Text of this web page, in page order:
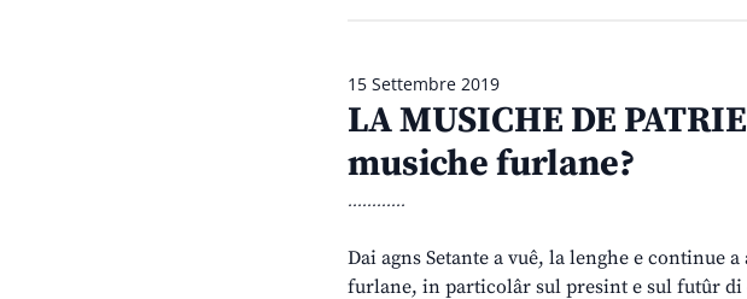
15 Settembre 2019
LA MUSICHE DE
musiche furlane?
............
Dai agns Setante a vuê, la lenghe e continue
furlane, in particolâr sul presint e sul futûr di